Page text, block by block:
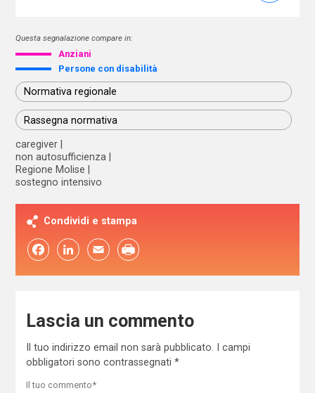
Questa segnalazione compare in:
Anziani
Persone con disabilità
Normativa regionale
Rassegna normativa
caregiver
non autosufficienza
Regione Molise
sostegno intensivo
Condividi e stampa
FacebookLinkedIn Email
Lascia un commento
Il tuo indirizzo email non sarà pubblicato.
I campi
obbligatori sono contrassegnati *